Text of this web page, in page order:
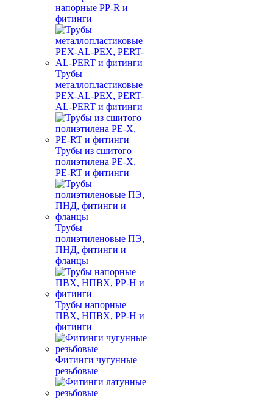
напорные PP-R и
фитинги
Трубы
металлопластиковые
PEX-AL-PEX, PERT-
AL-PERT и фитинги
Трубы из сшитого
полиэтилена PE-X,
PE-RT и фитинги
Трубы
полиэтиленовые ПЭ,
ПНД, фитинги и
фланцы
Трубы напорные
ПВХ, НПВХ, PP-H и
фитинги
Фитинги чугунные
резьбовые